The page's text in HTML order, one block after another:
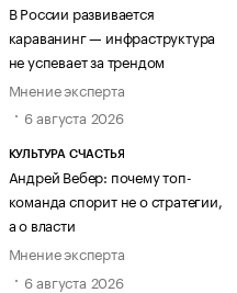
В России развивается
караванинг — инфраструктура
не успевает за трендом
Мнение эксперта
6 августа 2026
КУЛЬТУРА СЧАСТЬЯ
Андрей Вебер: почему топ-
команда спорит не о стратегии,
а о власти
Мнение эксперта
6 августа 2026